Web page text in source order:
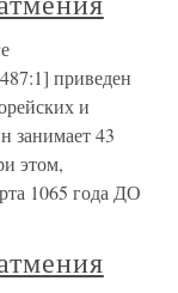
приведен
и
43
этом,
1065 года ДО